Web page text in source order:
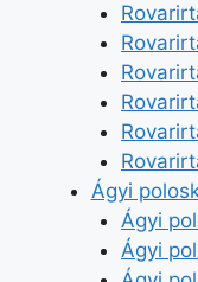
Ágyi
Ágyi
Ágyi